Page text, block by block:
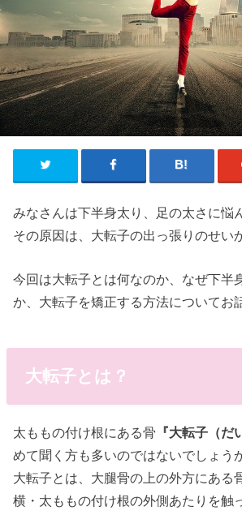
みなさんは下半身太り、足の太さに悩
その原因は、大転子の出っ張りのせい
今回は大転子とは何なのか、なぜ下半
か、大転子を矯正する方法についてお
大転子とは？
太ももの付け根にある骨 『大転子（だ
めて聞く方も多いのではないでしょう
大転子とは、大腿骨の上の外方にある
横・太ももの付け根の外側あたりを触